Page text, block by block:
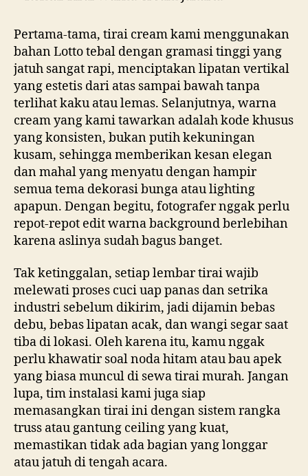
Pertama-tama, tirai cream kami menggunakan
bahan Lotto tebal dengan gramasi tinggi yang
jatuh sangat rapi, menciptakan lipatan vertikal
yang estetis dari atas sampai bawah tanpa
terlihat kaku atau lemas. Selanjutnya, warna
cream yang kami tawarkan adalah kode khusus
yang konsisten, bukan putih kekuningan
kusam, sehingga memberikan kesan elegan
dan mahal yang menyatu dengan hampir
semua tema dekorasi bunga atau lighting
apapun. Dengan begitu, fotografer nggak perlu
repot-repot edit warna background berlebihan
karena aslinya sudah bagus banget.
Tak ketinggalan, setiap lembar tirai wajib
melewati proses cuci uap panas dan setrika
industri sebelum dikirim, jadi dijamin bebas
debu, bebas lipatan acak, dan wangi segar saat
tiba di lokasi. Oleh karena itu, kamu nggak
perlu khawatir soal noda hitam atau bau apek
yang biasa muncul di sewa tirai murah. Jangan
lupa, tim instalasi kami juga siap
memasangkan tirai ini dengan sistem rangka
truss atau gantung ceiling yang kuat,
memastikan tidak ada bagian yang longgar
atau jatuh di tengah acara.